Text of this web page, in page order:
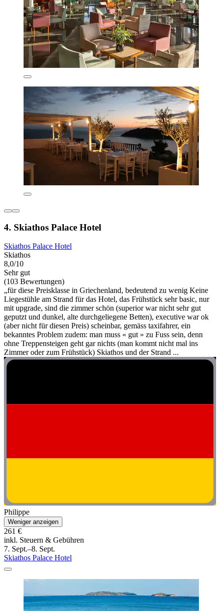
4. Skiathos Palace Hotel
Skiathos Palace Hotel
Skiathos
8,0/10
Sehr gut
(103 Bewertungen)
„für diese Preisklasse in Griechenland, bedeutend zu wenig Keine
Liegestühle am Strand für das Hotel, das Frühstück sehr basic, nur
mit upgrade, sind die zimmer schön (superior war nicht sehr gut
geputzt und dunkel, alte durchgeliegene Betten), executive war ok
(aber nicht für diesen Preis) scheinbar, gemäss taxifahrer, ein
bekanntes Problem zudem: man muss « gut » zu Fuss sein, denn
ohne Treppensteigen geht gar nichts (man kommt nicht mal ins
Zimmer oder zum Frühstück) Skiathos und der Strand ...
Philippe
Weniger anzeigen
261 €
inkl. Steuern & Gebühren
7. Sept.–8. Sept.
Skiathos Palace Hotel